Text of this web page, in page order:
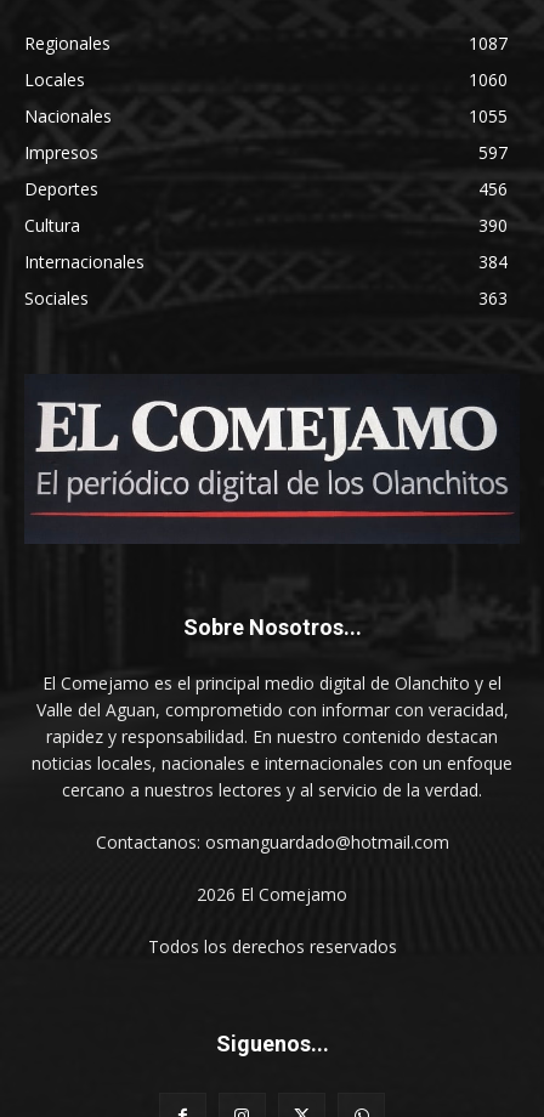
Regionales
1087
Locales
1060
Nacionales
1055
Impresos
597
Deportes
456
Cultura
390
Internacionales
384
Sociales
363
Sobre Nosotros...
El Comejamo es el principal medio digital de Olanchito y el
Valle del Aguan, comprometido con informar con veracidad,
rapidez y responsabilidad. En nuestro contenido destacan
noticias locales, nacionales e internacionales con un enfoque
cercano a nuestros lectores y al servicio de la verdad.
Contactanos: osmanguardado@hotmail.com
2026 El Comejamo
Todos los derechos reservados
Siguenos...